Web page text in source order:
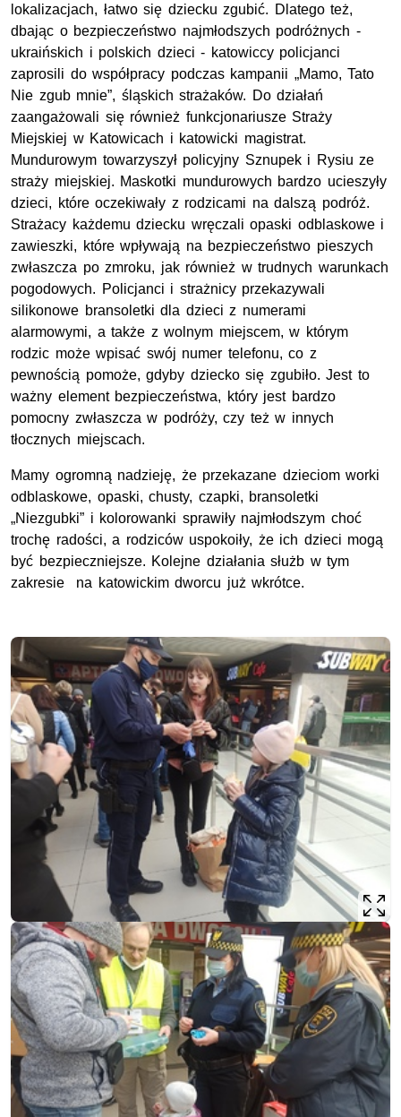
lokalizacjach, łatwo się dziecku zgubić. Dlatego też,
dbając o bezpieczeństwo najmłodszych podróżnych -
ukraińskich i polskich dzieci - katowiccy policjanci
zaprosili do współpracy podczas kampanii „Mamo, Tato
Nie zgub mnie”, śląskich strażaków. Do działań
zaangażowali się również funkcjonariusze Straży
Miejskiej w Katowicach i katowicki magistrat.
Mundurowym towarzyszył policyjny Sznupek i Rysiu ze
straży miejskiej. Maskotki mundurowych bardzo ucieszyły
dzieci, które oczekiwały z rodzicami na dalszą podróż.
Strażacy każdemu dziecku wręczali opaski odblaskowe i
zawieszki, które wpływają na bezpieczeństwo pieszych
zwłaszcza po zmroku, jak również w trudnych warunkach
pogodowych. Policjanci i strażnicy przekazywali
silikonowe bransoletki dla dzieci z numerami
alarmowymi, a także z wolnym miejscem, w którym
rodzic może wpisać swój numer telefonu, co z
pewnością pomoże, gdyby dziecko się zgubiło. Jest to
ważny element bezpieczeństwa, który jest bardzo
pomocny zwłaszcza w podróży, czy też w innych
tłocznych miejscach.
Mamy ogromną nadzieję, że przekazane dzieciom worki
odblaskowe, opaski, chusty, czapki, bransoletki
„Niezgubki” i kolorowanki sprawiły najmłodszym choć
trochę radości, a rodziców uspokoiły, że ich dzieci mogą
być bezpieczniejsze. Kolejne działania służb w tym
zakresie na katowickim dworcu już wkrótce.